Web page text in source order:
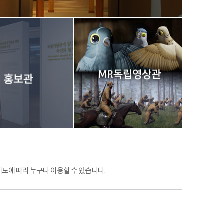
에 따라 누구나 이용할 수 있습니다.